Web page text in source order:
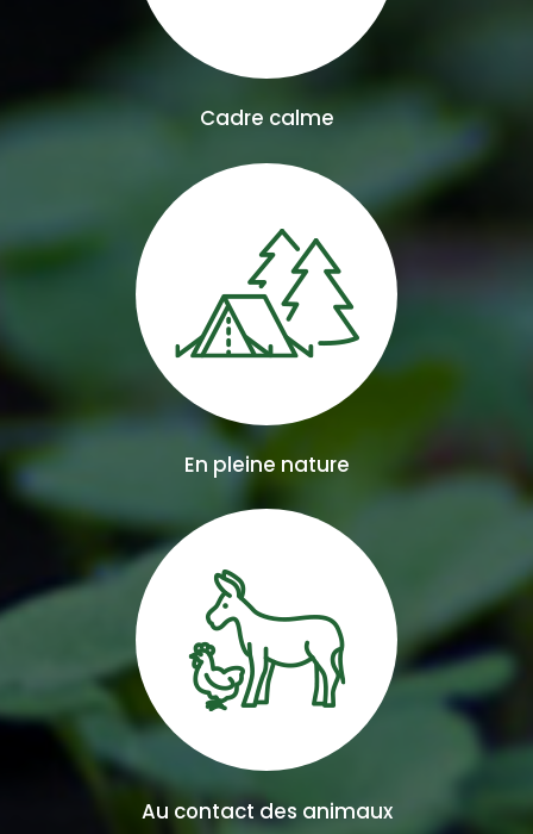
Cadre calme
En pleine nature
Au contact des animaux